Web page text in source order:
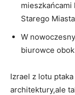
Starego
W
biurowce
Izrael z lotu
architektury,ale